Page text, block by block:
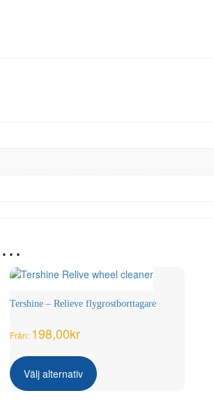
…
Tershine – Relieve flygrostborttagare
Från: 198,00kr
Välj alternativ
här
produkten